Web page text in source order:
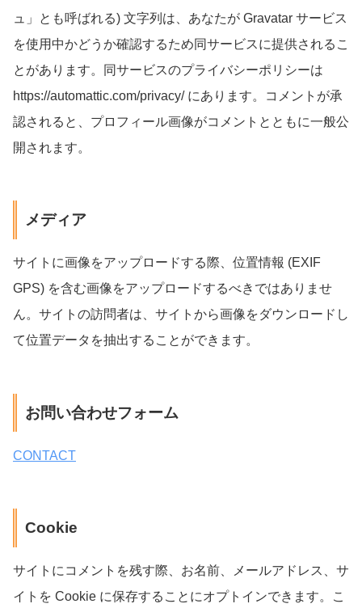
ュ」とも呼ばれる) 文字列は、あなたが Gravatar サービス
を使用中かどうか確認するため同サービスに提供されるこ
とがあります。同サービスのプライバシーポリシーは
https://automattic.com/privacy/ にあります。コメントが承
認されると、プロフィール画像がコメントとともに一般公
開されます。
メディア
サイトに画像をアップロードする際、位置情報 (EXIF
GPS) を含む画像をアップロードするべきではありませ
ん。サイトの訪問者は、サイトから画像をダウンロードし
て位置データを抽出することができます。
お問い合わせフォーム
CONTACT
Cookie
サイトにコメントを残す際、お名前、メールアドレス、サ
イトを Cookie に保存することにオプトインできます。こ